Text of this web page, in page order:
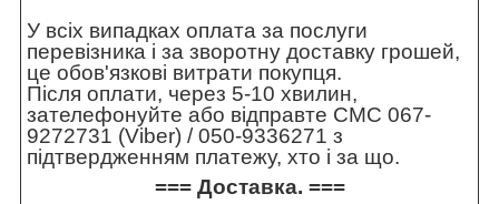
У всіх випадках оплата за послуги
перевізника і за зворотну доставку грошей,
це обов'язкові витрати покупця.
Після оплати, через 5-10 хвилин,
зателефонуйте або відправте СМС 067-
9272731 (Viber) / 050-9336271 з
підтвердженням платежу, хто і за що.
=== Доставка. ===